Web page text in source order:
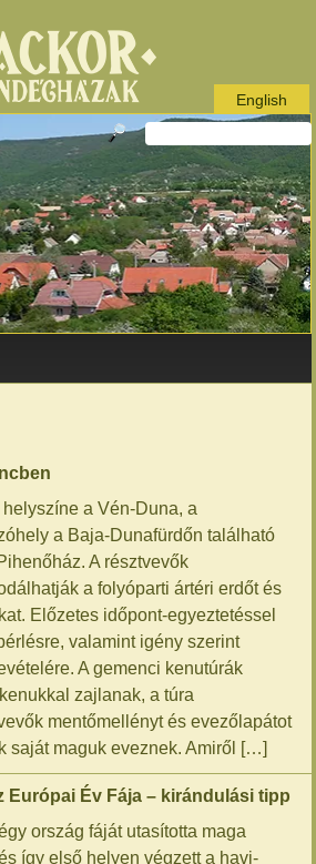
English
helyszíne a Vén-Duna, a
a Baja-Dunafürdőn található
A résztvevők
a folyóparti ártéri erdőt és
Előzetes időpont-egyeztetéssel
valamint igény szerint
A gemenci kenutúrák
zajlanak, a túra
mentőmellényt és evezőlapátot
saját maguk eveznek. Amiről […]
Európai Év Fája – kirándulási tipp
ország fáját utasította maga
így első helyen végzett a havi-